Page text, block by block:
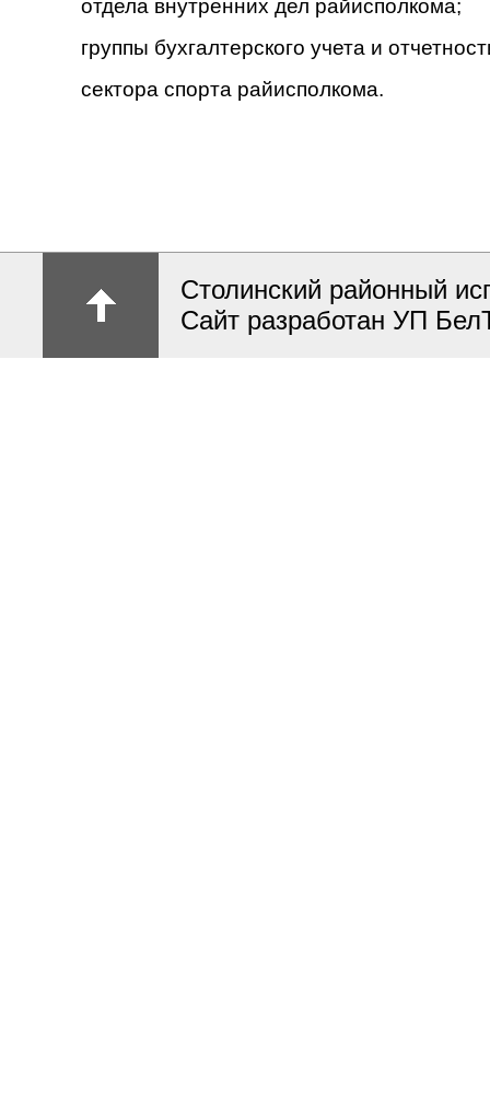
отдела внутренних дел райисполкома;
группы бухгалтерского учета и
сектора спорта райисполкома.
Столинский районный
Сайт разработан УП